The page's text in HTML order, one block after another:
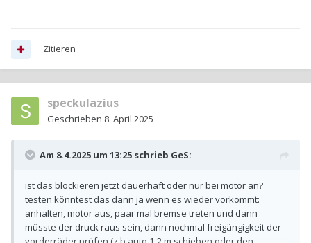
Zitieren
speckulazius
Geschrieben 8. April 2025
Am 8.4.2025 um 13:25 schrieb GeS:
ist das blockieren jetzt dauerhaft oder nur bei motor an?
testen könntest das dann ja wenn es wieder vorkommt:
anhalten, motor aus, paar mal bremse treten und dann
müsste der druck raus sein, dann nochmal freigängigkeit der